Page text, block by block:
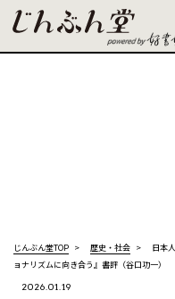
じんぶん堂TOP 歴史・社会
日本
ョナリズムに向き合う』書評（谷口功一）
2026.01.19